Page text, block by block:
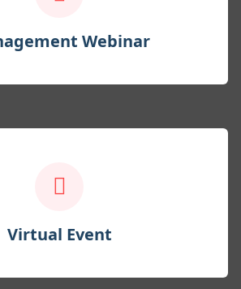
Webinar
Virtual Event